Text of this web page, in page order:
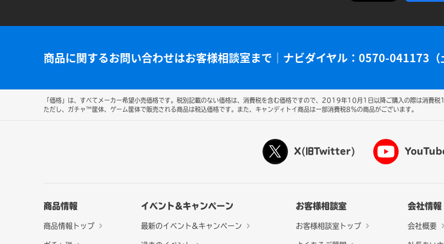
商品に関するお問い合わせはお客様相談室まで ｜ ナビダイヤル：0570-041173（
「価格」は、すべてメーカー希望小売価格です。税別記載のない価格は、消費税を含む価格ですので、2019年10月1日以降ご購入の際は消費税
ただし、ガチャ™筐体、ゲーム筐体で販売される商品は税込価格です。また、キャンディトイ商品は一部消費税8％の商品がございます。
X(旧Twitter)
商品情報
商品情報トップ
イベント&キャンペーン
最新のイベント&キャンペーン
お客様相談室
お客様相談室トップ
会社情報
会社概要